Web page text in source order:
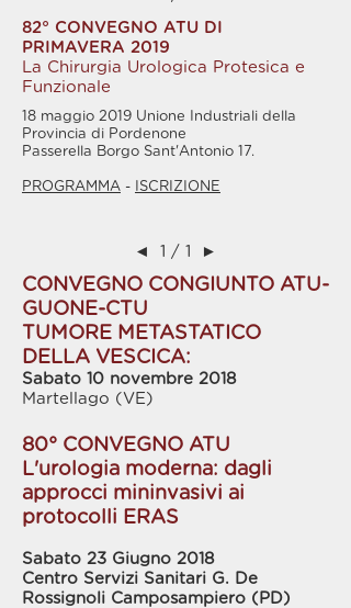
82° CONVEGNO ATU DI
PRIMAVERA 2019
La Chirurgia Urologica Protesica e
Funzionale
18 maggio 2019 Unione Industriali della
Provincia di Pordenone
Passerella Borgo Sant'Antonio 17.
PROGRAMMA - ISCRIZIONE
◄ 1 / 1 ►
CONVEGNO CONGIUNTO ATU-
GUONE-CTU
TUMORE METASTATICO
DELLA VESCICA:
Sabato 10 novembre 2018
Martellago (VE)
80° CONVEGNO ATU
L'urologia moderna: dagli
approcci mininvasivi ai
protocolli ERAS
Sabato 23 Giugno 2018
Centro Servizi Sanitari G. De
Rossignoli Camposampiero (PD)